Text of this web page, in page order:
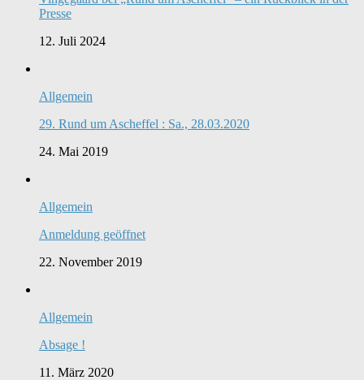
Presse
12. Juli 2024
Allgemein
29. Rund um Ascheffel : Sa., 28.03.2020
24. Mai 2019
Allgemein
Anmeldung geöffnet
22. November 2019
Allgemein
Absage !
11. März 2020